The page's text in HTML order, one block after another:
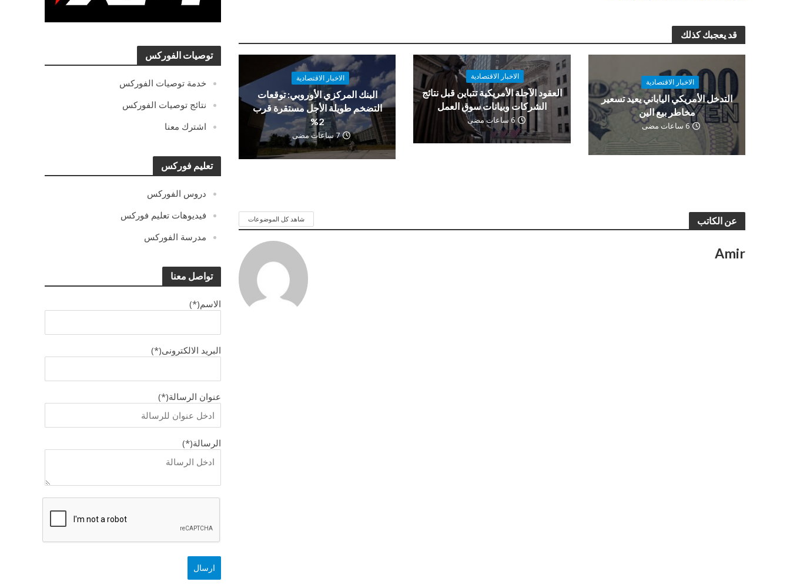
توصيات الفوركس
خدمة توصيات الفوركس
نتائج توصيات الفوركس
اشترك معنا
تعليم فوركس
دروس الفوركس
فيديوهات تعليم فوركس
مدرسة الفوركس
تواصل معنا
الاسم(*)
البريد الالكترونى(*)
عنوان الرسالة(*)
الرسالة(*)
قد يعجبك كذلك
الاخبار الاقتصادية
التدخل الأمريكي الياباني يعيد تسعير
مخاطر بيع الين
6 ساعات مضى
الاخبار الاقتصادية
العقود الآجلة الأمريكية تتباين قبل نتائج
الشركات وبيانات سوق العمل
6 ساعات مضى
الاخبار الاقتصادية
البنك المركزي الأوروبي: توقعات
التضخم طويلة الأجل مستقرة قرب
2%
7 ساعات مضى
عن الكاتب شاهد كل الموضوعات
Amir